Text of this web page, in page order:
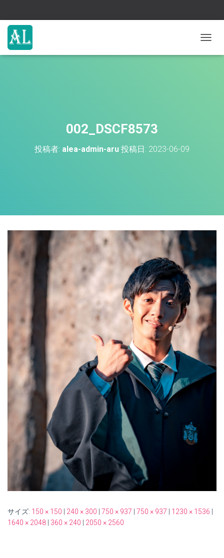
ビ
002_DSCF8573
投稿者: alea-admin-aru 投稿日: 2023-06-09
サイズ: 150 × 150 240 × 300 750 × 937 750 × 937 1230 × 1536
1640 × 2048
360 × 240 2050 × 2560